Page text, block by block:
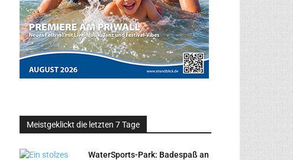
Meistgeklickt die letzten 7 Tage
WaterSports-Park: Badespaß an